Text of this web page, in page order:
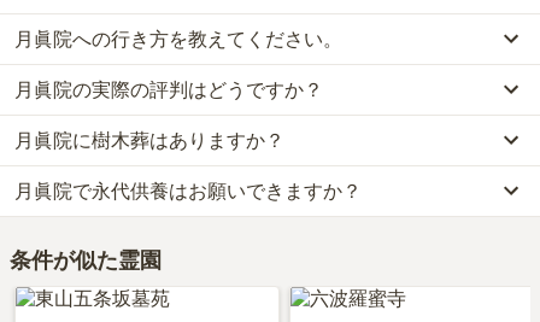
月眞院では、樹木葬が約50万円から、永代供養墓が約30万円からお
求めいただけます。
なお、月眞院がある京都府の相場は、樹木葬が約90万円、永代供養
墓が約62万円です。
お墓は、価格が高いものがよい、安いものが悪い、という訳ではあ
きる場所を選ぶことです。
月眞院への行き方を教えてください。
公共交通機関の場合、「京都駅」から約20分です。
車の場合、名神高速道路「京都南インター」から車で約24分です。
詳しいルートや地図は、本ページの「地図・交通アクセス」欄をご
確認ください。
月眞院の実際の評判はどうですか？
当サイトに寄せられた総合評価は、3点です。
利用者様からは「お供えの花は事前にスーパーまたは生花店で購入
しておきます。たまに霊園に行く途中で購入する事もあります。」
といったお声をいただいております。
月眞院に樹木葬はありますか？
はい、月眞院には1種類の樹木葬がございます。
費用は、約50万円からとなっております。
月眞院がある京都府の樹木葬の相場価格は、約90万円です。
樹木葬について詳しく知りたい方は『
ット＆デメリット・仕組みを解説
』をご覧ください。
月眞院で永代供養はお願いできますか？
費用は、約30万円からとなっております。
月眞院がある京都府の永代供養墓の相場価格は、約62万円です。
条件が似た霊園